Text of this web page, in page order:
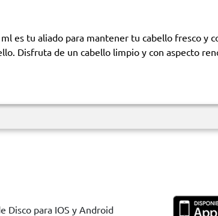
es tu aliado para mantener tu cabello fresco
Disfruta de un cabello limpio y con aspecto
Disco para IOS y Android